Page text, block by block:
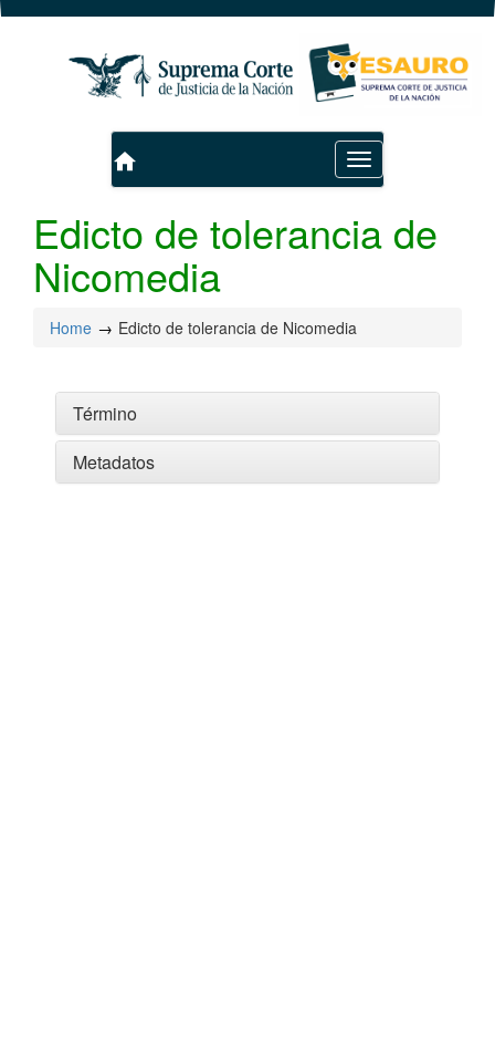
Toggle
navigation
home
Edicto de tolerancia de
Nicomedia
Home Edicto de tolerancia de Nicomedia
Término
Metadatos